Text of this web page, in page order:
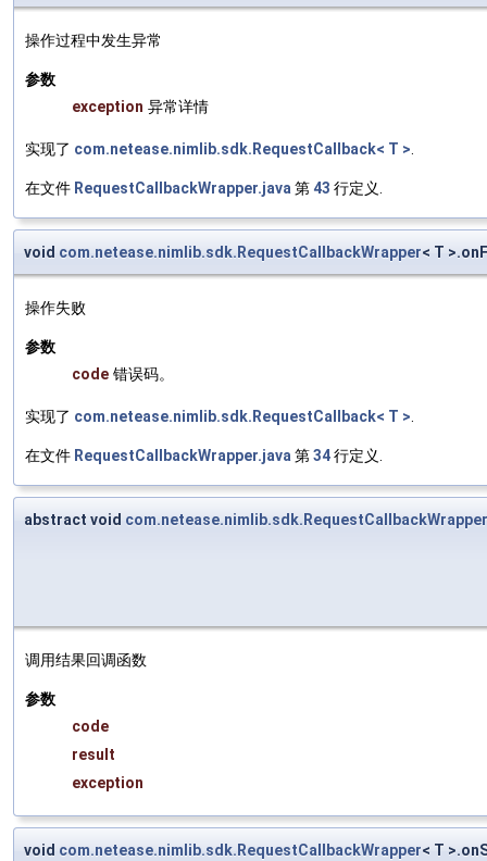
操作过程中发生异常
参数
exception 异常详情
实现了 com.netease.nimlib.sdk.RequestCallback< T >.
在文件 RequestCallbackWrapper.java第 43 行定义.
void com.netease.nimlib.sdk.RequestCallbackWrapper< T
操作失败
参数
code 错误码。
实现了 com.netease.nimlib.sdk.RequestCallback< T >.
在文件 RequestCallbackWrapper.java第34行定义.
abstract void com.netease.nimlib.sdk.RequestCallbackWrapper
调用结果回调函数
参数
code
result
exception
void com.netease.nimlib.sdk.RequestCallbackWrapper< T